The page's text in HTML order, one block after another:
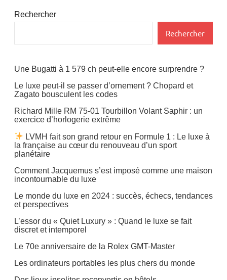
Accessoires
Gadgets
Vehicules
Rechercher
Rechercher
Une Bugatti à 1 579 ch peut-elle encore surprendre ?
Le luxe peut-il se passer d’ornement ? Chopard et
Zagato bousculent les codes
Richard Mille RM 75-01 Tourbillon Volant Saphir : un
exercice d’horlogerie extrême
LVMH fait son grand retour en Formule 1 : Le luxe à
la française au cœur du renouveau d’un sport
planétaire
Comment Jacquemus s’est imposé comme une maison
incontournable du luxe
Le monde du luxe en 2024 : succès, échecs, tendances
et perspectives
L’essor du « Quiet Luxury » : Quand le luxe se fait
discret et intemporel
Le 70e anniversaire de la Rolex GMT-Master
Les ordinateurs portables les plus chers du monde